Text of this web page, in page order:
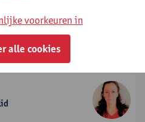
voorkeuren in
alle cookies